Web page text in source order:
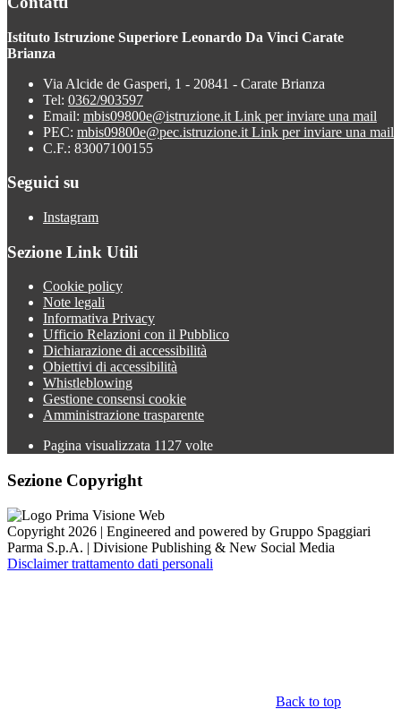
Istituto Istruzione Superiore Leonardo Da Vinci Carate
Brianza
Via Alcide de Gasperi, 1 - 20841 - Carate Brianza
Tel: 0362/903597
Email: mbis09800e@istruzione.it Link per inviare una mail
PEC: mbis09800e@pec.istruzione.it Link per inviare una mail
C.F.: 83007100155
Seguici su
Instagram
Sezione Link Utili
Cookie policy
Note legali
Informativa Privacy
Ufficio Relazioni con il Pubblico
Dichiarazione di accessibilità
Obiettivi di accessibilità
Whistleblowing
Gestione consensi cookie
Amministrazione trasparente
Pagina visualizzata 1127 volte
Sezione Copyright
Copyright 2026 | Engineered and powered by Gruppo Spaggiari
Parma S.p.A. | Divisione Publishing & New Social Media
Disclaimer trattamento dati personali
Back to top